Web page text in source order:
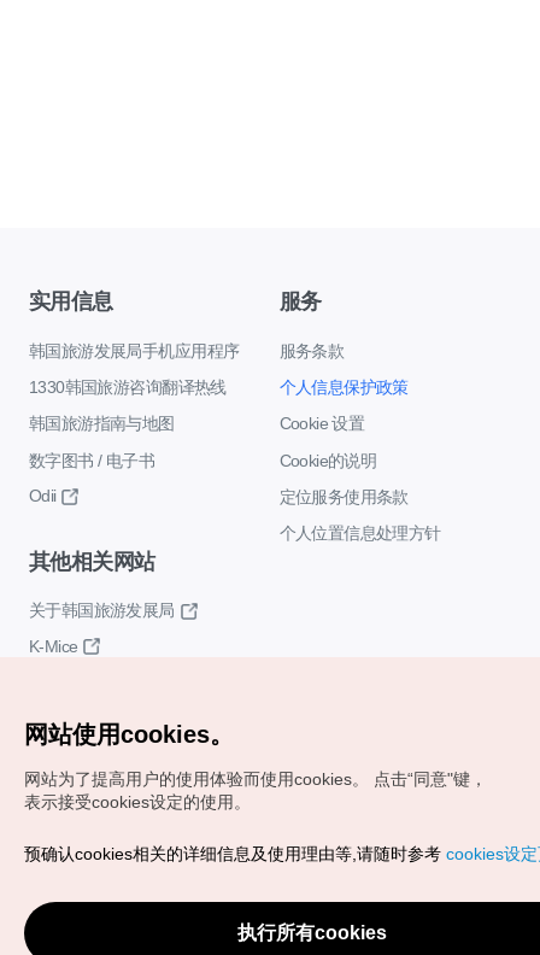
实用信息
韩国旅游发展局手机应用程序
1330韩国旅游咨询翻译热线
韩国旅游指南与地图
数字图书 / 电子书
Odii
服务
服务条款
个人信息保护政策
Cookie 设置
Cookie的说明
定位服务使用条款
个人位置信息处理方针
其他相关网站
关于韩国旅游发展局
K-Mice
Copyrights (c) 韩国旅游发展局版权所有
VISITKOREA官方邮箱
chnsim@knto.or.kr
网站使用cookies。
网站为了提高用户的使用体验而使用cookies。
点击“同意"键，
表示接受cookies设定的使用。
预确认cookies相关的详细信息及使用理由等,请随时参考 cookies设
执行所有cookies